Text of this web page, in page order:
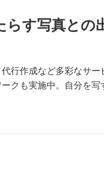
らす写真との
行作成など多彩なサー
クも実施中。自分を写